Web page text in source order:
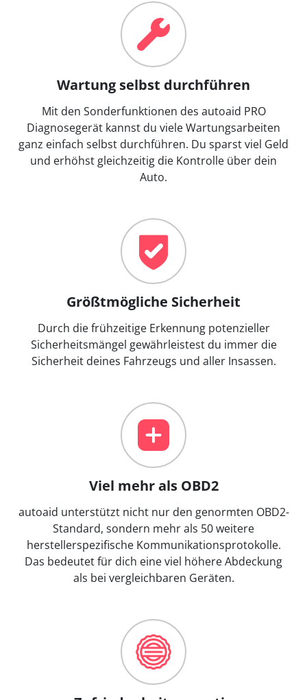
Wartung selbst durchführen
Mit den Sonderfunktionen des autoaid PRO
Diagnosegerät kannst du viele Wartungsarbeiten
ganz einfach selbst durchführen. Du sparst viel Geld
und erhöhst gleichzeitig die Kontrolle über dein
Auto.
Größtmögliche Sicherheit
Durch die frühzeitige Erkennung potenzieller
Sicherheitsmängel gewährleistest du immer die
Sicherheit deines Fahrzeugs und aller Insassen.
Viel mehr als OBD2
autoaid unterstützt nicht nur den genormten OBD2-
Standard, sondern mehr als 50 weitere
herstellerspezifische Kommunikationsprotokolle.
Das bedeutet für dich eine viel höhere Abdeckung
als bei vergleichbaren Geräten.